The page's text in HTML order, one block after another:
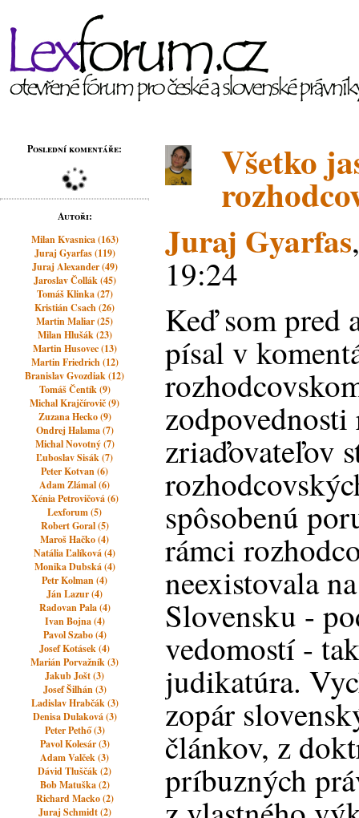
Poslední komentáře:
Autoři:
Milan Kvasnica (163)
Juraj Gyarfas (119)
Juraj Alexander (49)
Jaroslav Čollák (45)
Tomáš Klinka (27)
Kristián Csach (26)
Martin Maliar (25)
Milan Hlušák (23)
Martin Husovec (13)
Martin Friedrich (12)
Branislav Gvozdiak (12)
Tomáš Čentík (9)
Michal Krajčírovič (9)
Zuzana Hecko (9)
Ondrej Halama (7)
Michal Novotný (7)
Ľuboslav Sisák (7)
Peter Kotvan (6)
Adam Zlámal (6)
Xénia Petrovičová (6)
Lexforum (5)
Robert Goral (5)
Maroš Hačko (4)
Natália Ľalíková (4)
Monika Dubská (4)
Petr Kolman (4)
Ján Lazur (4)
Radovan Pala (4)
Ivan Bojna (4)
Pavol Szabo (4)
Josef Kotásek (4)
Marián Porvažník (3)
Jakub Jošt (3)
Josef Šilhán (3)
Ladislav Hrabčák (3)
Denisa Dulaková (3)
Peter Pethő (3)
Pavol Kolesár (3)
Adam Valček (3)
Dávid Tluščák (2)
Bob Matuška (2)
Richard Macko (2)
Juraj Schmidt (2)
Všetko
Juraj Gyarfas
19:24
Keď som pred
písal v
zriaďovateľov
spôsobenú
rámci
neexistovala
Slovensku -
vedomostí -
judikatúra.
zopár
článkov, z
príbuzných